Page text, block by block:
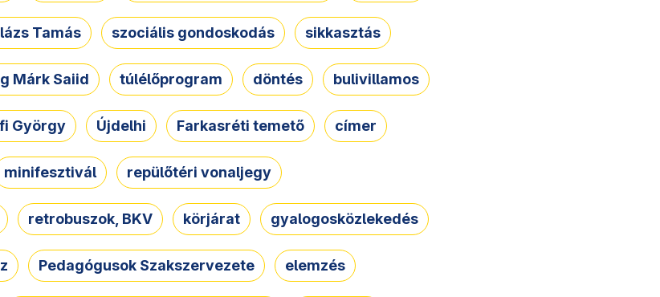
Tamás szociális gondoskodás sikkasztás
Márk Saiid túlélőprogram döntés bulivillamos
György Újdelhi Farkasréti temető címer
minifesztivál repülőtéri vonaljegy
retrobuszok, BKV körjárat gyalogosközlekedés
Pedagógusok Szakszervezete elemzés